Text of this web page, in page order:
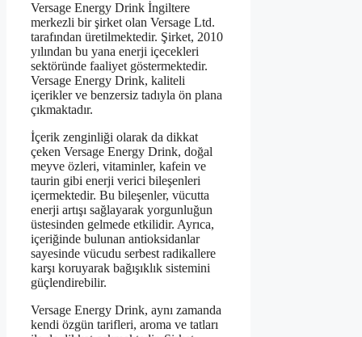
Versage Energy Drink İngiltere
merkezli bir şirket olan Versage Ltd.
tarafından üretilmektedir. Şirket, 2010
yılından bu yana enerji içecekleri
sektöründe faaliyet göstermektedir.
Versage Energy Drink, kaliteli
içerikler ve benzersiz tadıyla ön plana
çıkmaktadır.
İçerik zenginliği olarak da dikkat
çeken Versage Energy Drink, doğal
meyve özleri, vitaminler, kafein ve
taurin gibi enerji verici bileşenleri
içermektedir. Bu bileşenler, vücutta
enerji artışı sağlayarak yorgunluğun
üstesinden gelmede etkilidir. Ayrıca,
içeriğinde bulunan antioksidanlar
sayesinde vücudu serbest radikallere
karşı koruyarak bağışıklık sistemini
güçlendirebilir.
Versage Energy Drink, aynı zamanda
kendi özgün tarifleri, aroma ve tatları